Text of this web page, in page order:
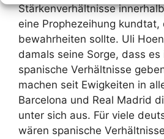
Stärkenverhältnisse
eine Prophezeihung kundtat,
bewahrheiten sollte. Uli
damals seine Sorge, dass
spanische Verhältnisse
machen seit Ewigkeiten in
Barcelona und Real Madrid
unter sich aus. Für viele
wären spanische